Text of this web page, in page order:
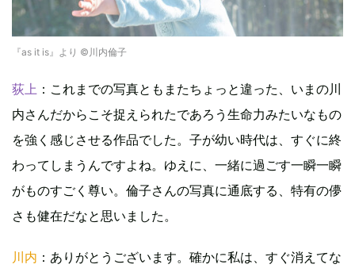
『as it is』より ©川内倫子
荻上 ：これまでの写真ともまたちょっと違った、いまの川
内さんだからこそ捉えられたであろう生命力みたいなもの
を強く感じさせる作品でした。子が幼い時代は、すぐに終
わってしまうんですよね。ゆえに、一緒に過ごす一瞬一瞬
がものすごく尊い。倫子さんの写真に通底する、特有の儚
さも健在だなと思いました。
川内 ：ありがとうございます。確かに私は、すぐ消えてな